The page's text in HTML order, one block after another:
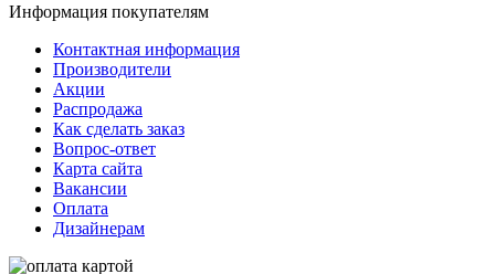
Информация покупателям
Контактная информация
Производители
Акции
Распродажа
Как сделать заказ
Вопрос-ответ
Карта сайта
Вакансии
Оплата
Дизайнерам